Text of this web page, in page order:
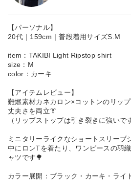
【パーソナル】
20代｜159cm｜普段着用サイズS.M
item：TAKIBI Light Ripstop shirt
size：M
color：カーキ
【アイテムレビュー】
難燃素材カネカロン×コットンのリッ
丈夫さを両立👔
（リップストップは引き裂きに強いで
ミニタリーライクなショートスリーブ
中にロンTを着たり、ワンピースの羽
ャツです🌳
カラー展開：ブラック・カーキ・ライ